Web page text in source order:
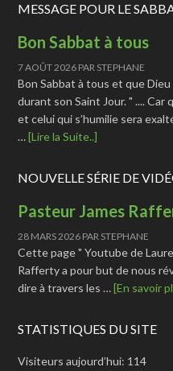
MESSAGE POUR LE
Bon Sabbat à tous
7 AOÛT 2026 PAR STEPHANE
Bon Sabbat à tous et que
durant son Saint Jour. " .... Car
et celui qui s’humilie sera
…[Lire la Suite..]
NOUVELLE SÉRIE DE
Pasteur James
28 MARS 2026 PAR STEPHANE
Cette page " Youtube de
Rafferty a pour but de nous
dire à travers les …[En savoir
STATISTIQUES DU SITE
Visiteurs aujourd’hui: 114